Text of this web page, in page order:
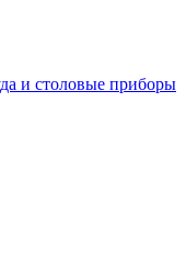
и столовые приборы